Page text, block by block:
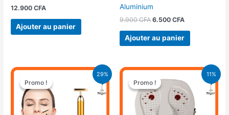
12.900CFA
Ajouter au panier
Aluminium
9.900CFA 6.500 CFA
Ajouter au panier
29%
Promo !
Promo !
Le
prix
initial
était :
11.900 CFA.
Le
actuel
est :
8.500 CFA.
11%
Promo !
Promo !
Le
prix
initial
était :
18.500 CFA.
Le
actuel
est :
16.500 CFA.